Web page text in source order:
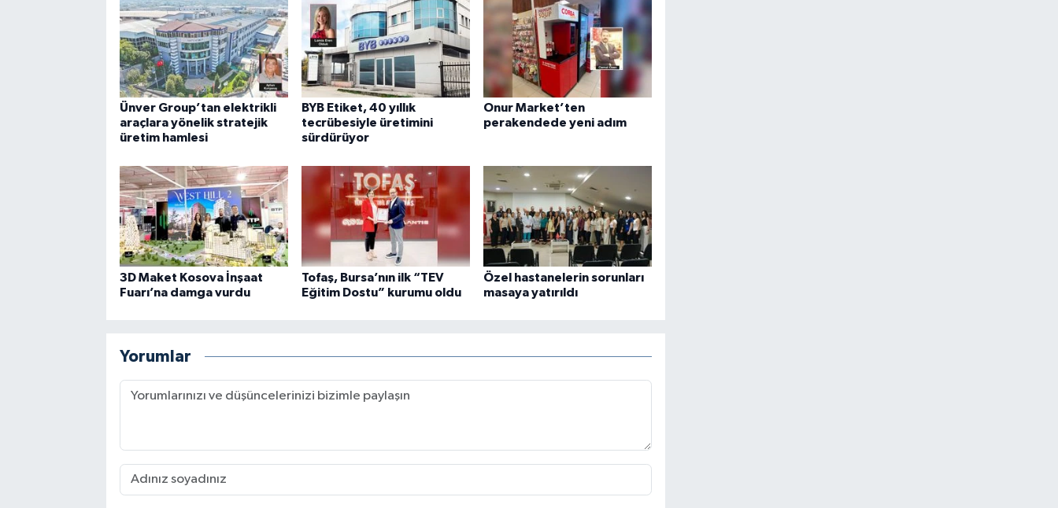
Ünver Group’tan elektrikli
araçlara yönelik stratejik
üretim hamlesi
BYB Etiket, 40 yıllık
tecrübesiyle üretimini
sürdürüyor
Onur Market’ten
perakendede yeni adım
3D Maket Kosova İnşaat
Fuarı’na damga vurdu
Tofaş, Bursa’nın ilk “TEV
Eğitim Dostu” kurumu oldu
Özel hastanelerin sorunları
masaya yatırıldı
Yorumlar